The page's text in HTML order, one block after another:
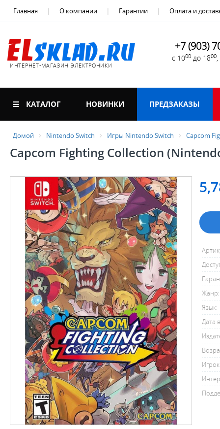
Главная О компании Гарантии Оплата и
ИНТЕРНЕТ-МАГАЗИН ЭЛЕКТРОНИКИ
+7 (903)
с 1000 до 1800
КАТАЛОГ НОВИНКИ ПРЕДЗАКАЗЫ
Домой Nintendo Switch Игры Nintendo Switch Capcom
Capcom Fighting Collection
Жанр:
Язык:
Дата